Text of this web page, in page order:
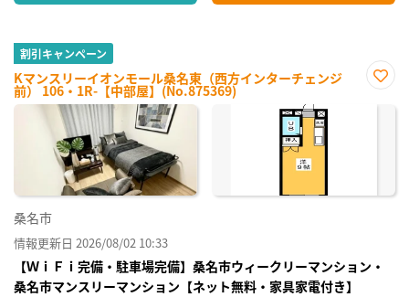
割引キャンペーン
Kマンスリーイオンモール桑名東（西方インターチェンジ
前） 106・1R-【中部屋】(No.875369)
に入
桑名市
情報更新日 2026/08/02 10:33
【ＷｉＦｉ完備・駐車場完備】桑名市ウィークリーマンション・
桑名市マンスリーマンション【ネット無料・家具家電付き】